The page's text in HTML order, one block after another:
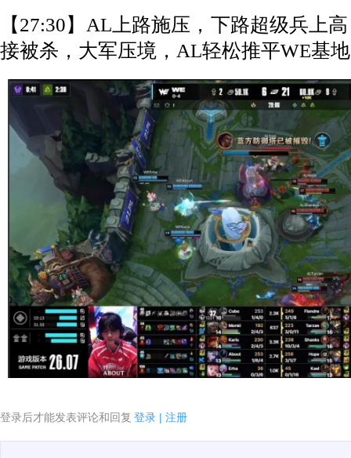
【27:30】AL上路施压，下路超级兵上
接被杀，大军压境，AL轻松推平WE基
登录后才能发表评论和回复 登录 | 注册